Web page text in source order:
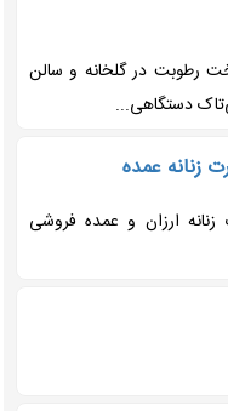
رطوبت در گلخانه و سالن
زنانه عمده
ارزان و عمده فروشی